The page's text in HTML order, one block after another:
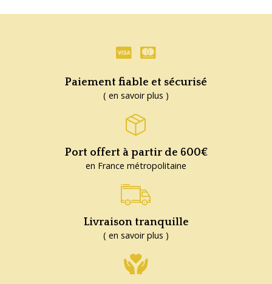
Paiement fiable et sécurisé
( en savoir plus )
Port offert à partir de 600€
en France métropolitaine
Livraison tranquille
( en savoir plus )